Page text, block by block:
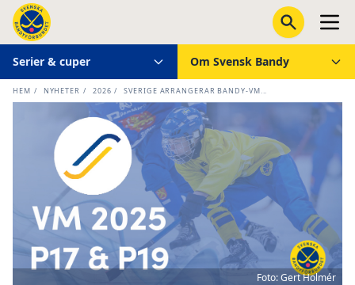
Serier & cuper Om Svensk Bandy
HEM / NYHETER / 2026 / SVERIGE ARRANGERAR BANDY-VM...
Foto: Gert Holmér